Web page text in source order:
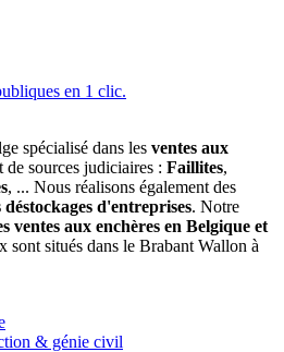
spécialisé dans les ventes aux
de sources judiciaires : Faillites,
, ... Nous réalisons également des
déstockages d'entreprises. Notre
ventes aux enchères en Belgique et
sont situés dans le Brabant Wallon à
& génie civil